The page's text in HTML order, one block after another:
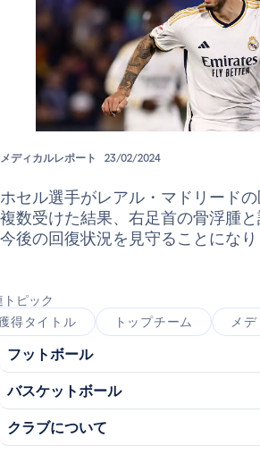
メディカルレポート 23/02/2024
ホセル選手がレアル・マドリード
複数受けた結果、右足首の骨浮腫と
今後の回復状況を見守ることになり
トピック
得タイトル
トップチーム メ
フットボール
バスケットボール
クラブについて